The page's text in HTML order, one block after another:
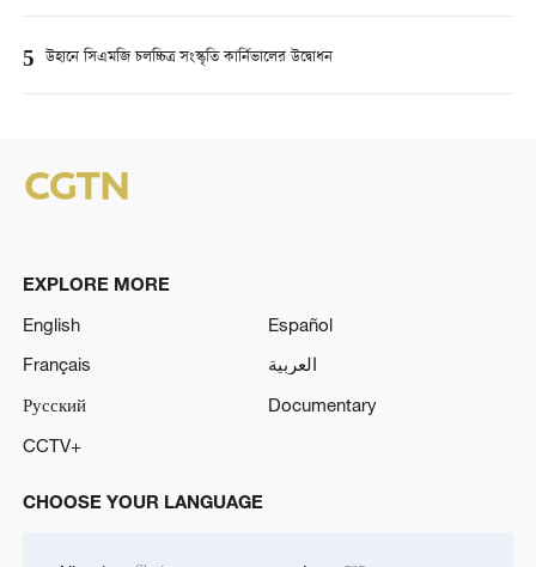
5 উহানে সিএমজি চলচ্চিত্র সংস্কৃতি কার্নিভালের উদ্বোধন
EXPLORE MORE
English
Español
Français
العربية
Русский
Documentary
CCTV+
CHOOSE YOUR LANGUAGE